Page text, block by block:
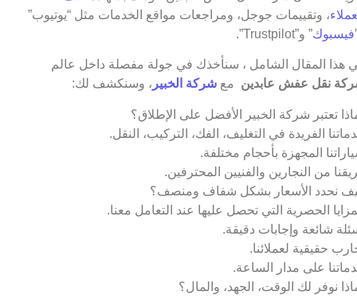
، وتقييمات جوجل، ومراجعات مواقع الخدمات مثل “يوتيوب”
فيسبوك” و”Trustpilot”.
هذا المقال الشامل ، سنأخذك في جولة مفصلة داخل عالم
نقل عفش عابدين مع شركة الخبير ، وسنكشف لك:
تعتبر شركة الخبير الأفضل على الإطلاق؟
الفريدة في التغليف، الفك، التركيب، النقل.
المجهزة بأحجام مختلفة.
من النجارين والفنيين المحترفين.
نحدد الأسعار بشكل شفاف ومنصف؟
الحصرية التي تحصل عليها عند التعامل معنا.
شائعة وإجابات دقيقة.
حقيقية لعملائنا.
على مدار الساعة.
نوفر لك الوقت، الجهد، والمال؟